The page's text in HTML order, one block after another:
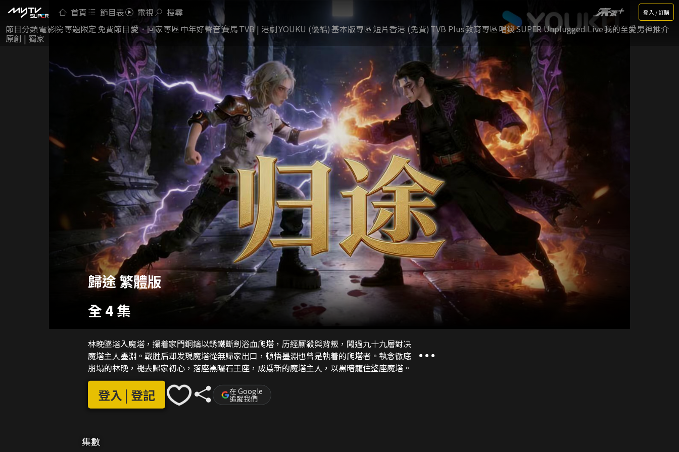
首頁 節目表 電視 搜尋 登入 / 訂購
節目分類電影院專題限定 免費節目 愛．回家專區中年好聲音賽馬TVB | 港劇YOUKU (優酷)基本版專區短片香港 (免費) TVB Plus教育專區唱錢SUPER Unplugged Live我的至愛男神推介
原創 | 獨家
歸途 繁體版
全 4 集
林晚墜塔入魔塔，攥着家門銅鑰以銹鐵斷劍浴血爬塔，历經厮殺與背叛，闖過九十九層對决
魔塔主人墨淵。戰胜后却发現魔塔從無歸家出口，頓悟墨淵也曾是執着的爬塔者。執念徹底
崩塌的林晚，褪去歸家初心，落座黑曜石王座，成爲新的魔塔主人，以黑暗籠住整座魔塔。
登入 | 登記 在 Google
追蹤我們
集數